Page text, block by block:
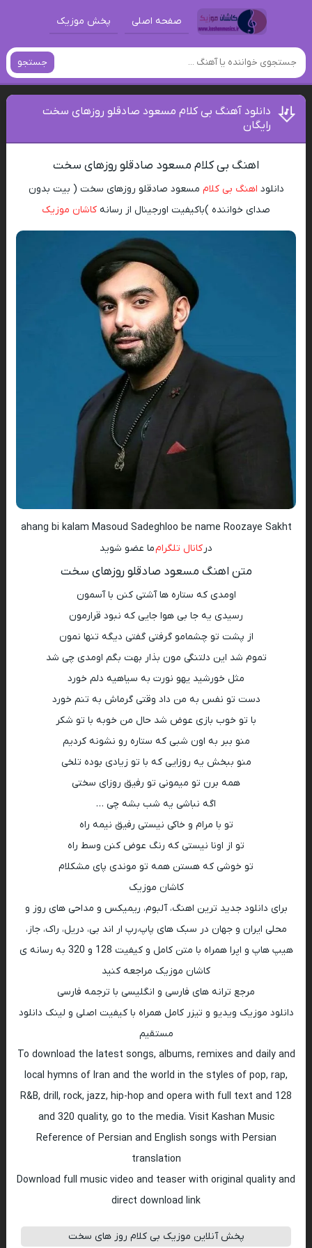
صفحه اصلی پخش موزیک
جستجو
دانلود آهنگ بی کلام مسعود صادقلو روزهای سخت
رایگان
اهنگ بی کلام مسعود صادقلو روزهای سخت
دانلود اهنگ بی کلام مسعود صادقلو روزهای سخت ( بیت بدون
صدای خواننده )باکیفیت اورجینال از رسانه کاشان موزیک
ahang bi kalam Masoud Sadeghloo be name Roozaye Sakht
درکانال تلگرامما عضو شوید
متن اهنگ مسعود صادقلو روزهای سخت
اومدی که ستاره ها آشتی کنن با آسمون
کاشان موزیک
برای دانلود جدید ترین اهنگ، آلبوم، ریمیکس و مداحی های روز و
محلی ایران و جهان در سبک های پاپ،رپ ار اند بی، دریل، راک، جاز،
هیپ هاپ و اپرا همراه با متن کامل و کیفیت 128 و 320 به رسانه ی
کاشان موزیک مراجعه کنید
مرجع ترانه های فارسی و انگلیسی با ترجمه فارسی
دانلود موزیک ویدیو و تیزر کامل همراه با کیفیت اصلی و لینک دانلود
مستقیم
To download the latest songs, albums, remixes and daily and
local hymns of Iran and the world in the styles of pop, rap,
R&B, drill, rock, jazz, hip-hop and opera with full text and 128
and 320 quality, go to the media. Visit Kashan Music
Reference of Persian and English songs with Persian
translation
Download full music video and teaser with original quality and
direct download link
پخش آنلاین موزیک بی کلام روز های سخت